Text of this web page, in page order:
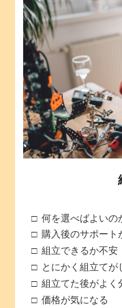
何を選べばよいの
購入後のサポート
組立できるか不安
とにかく組立てが
組立てた後がよく
価格が気になる